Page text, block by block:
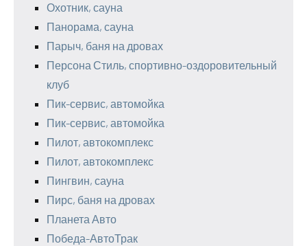
Охотник, сауна
Панорама, сауна
Парыч, баня на дровах
Персона Стиль, спортивно-оздоровительный
клуб
Пик-сервис, автомойка
Пик-сервис, автомойка
Пилот, автокомплекс
Пилот, автокомплекс
Пингвин, сауна
Пирс, баня на дровах
Планета Авто
Победа-АвтоТрак